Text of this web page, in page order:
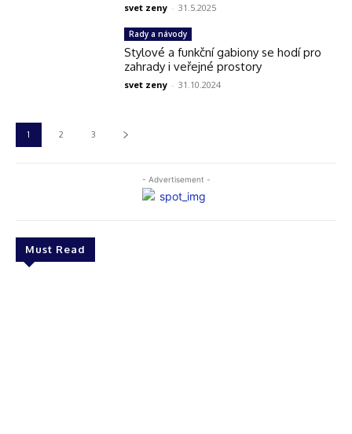
- Advertisement -
Must Read
svet zeny - 31.5.2025
Rady a návody
Stylové a funkční gabiony se hodí pro
zahrady i veřejné prostory
svet zeny - 31.10.2024
1 2 3